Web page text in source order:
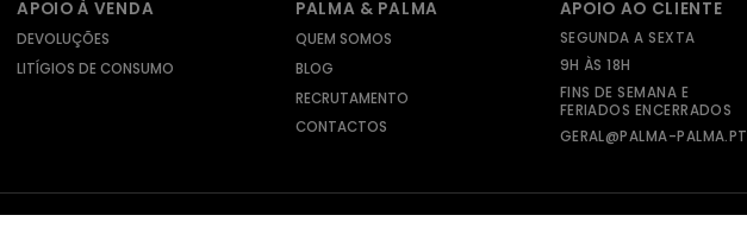
APOIO À VENDA
DEVOLUÇÕES
LITÍGIOS DE CONSUMO
PALMA & PALMA
QUEM SOMOS
BLOG
RECRUTAMENTO
CONTACTOS
APOIO AO CLIENTE
SEGUNDA A SEXTA
9H ÀS 18H
FINS DE SEMANA E
FERIADOS ENCERRADOS
GERAL@PALMA-PALMA.PT